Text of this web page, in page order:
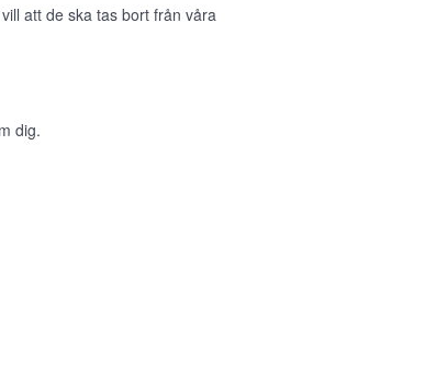
att de ska tas bort från våra
dig.